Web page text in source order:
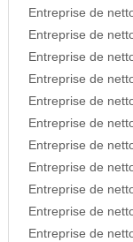
Entreprise de
Entreprise de
Entreprise de
Entreprise de
Entreprise de
Entreprise de
Entreprise de
Entreprise de
Entreprise de
Entreprise de
Entreprise de